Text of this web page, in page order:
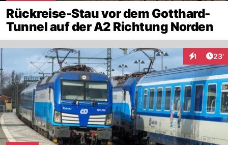
Rückreise-Stau vor dem Gotthard-
Tunnel auf der A2 Richtung Norden
1 23'